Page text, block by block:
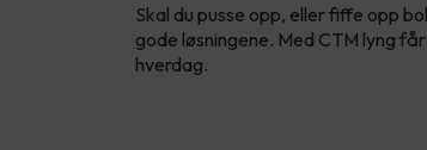
Skal du pusse opp, eller fiffe opp
gode løsningene. Med CTM lyng
hverdag.